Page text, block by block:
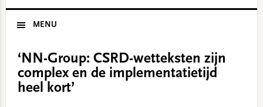
MENU
‘NN-Group: CSRD-wetteksten zijn
complex en de implementatietijd
heel kort’